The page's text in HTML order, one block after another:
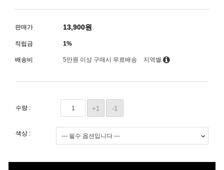
판매가 13,900원
적립금 1%
배송비 5만원 이상 구매시 무료배송 지역별
수량 : +1 -1
색상 :